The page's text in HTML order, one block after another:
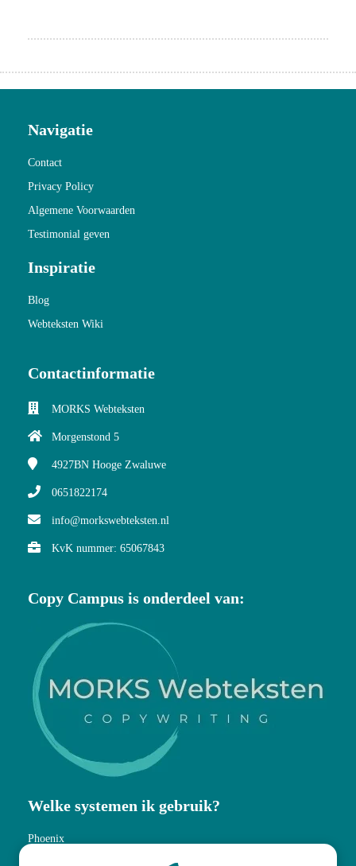
Navigatie
Contact
Privacy Policy
Algemene Voorwaarden
Testimonial geven
Inspiratie
Blog
Webteksten Wiki
Contactinformatie
MORKS Webteksten
Morgenstond 5
4927BN Hooge Zwaluwe
0651822174
info@morkswebteksten.nl
KvK nummer: 65067843
Copy Campus is onderdeel van:
Welke systemen ik gebruik?
Phoenix